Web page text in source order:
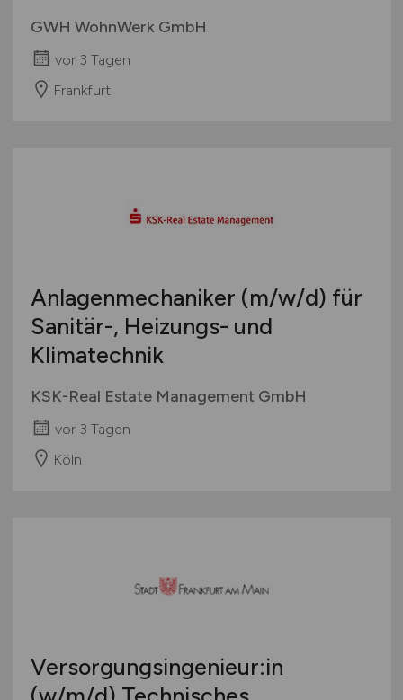
GWH WohnWerk GmbH
vor 3 Tagen
Frankfurt
Anlagenmechaniker (m/w/d) für
Sanitär-, Heizungs- und
Klimatechnik
KSK-Real Estate Management GmbH
vor 3 Tagen
Köln
Versorgungsingenieur:in